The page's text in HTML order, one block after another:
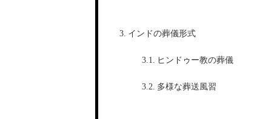
インドの葬儀形式
ヒンドゥー教の葬儀
多様な葬送風習